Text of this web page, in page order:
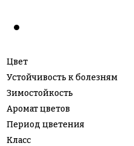
Цвет
Устойчивость к болезням
Зимостойкость
Аромат цветов
Период цветения
Класс